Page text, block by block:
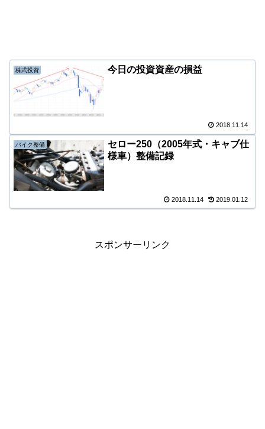
株式投資 今日の投資資産の損益
2018.11.14
バイク整備
セロー250（2005年式・キャブ仕
様車）整備記録
2018.11.14 2019.01.12
スポンサーリンク